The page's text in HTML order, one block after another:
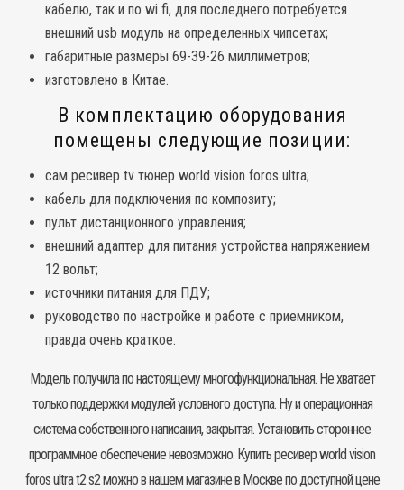
кабелю, так и по wi fi, для последнего потребуется
внешний usb модуль на определенных чипсетах;
габаритные размеры 69-39-26 миллиметров;
изготовлено в Китае.
В комплектацию оборудования
помещены следующие позиции:
сам ресивер tv тюнер world vision foros ultra;
кабель для подключения по композиту;
пульт дистанционного управления;
внешний адаптер для питания устройства напряжением
12 вольт;
источники питания для ПДУ;
руководство по настройке и работе с приемником,
правда очень краткое.
Модель получила по настоящему многофункциональная. Не хватает
только поддержки модулей условного доступа. Ну и операционная
система собственного написания, закрытая. Установить стороннее
программное обеспечение невозможно. Купитьресиверworld vision
foros ultra t2 s2 можно в нашем магазине в Москве по доступной цене